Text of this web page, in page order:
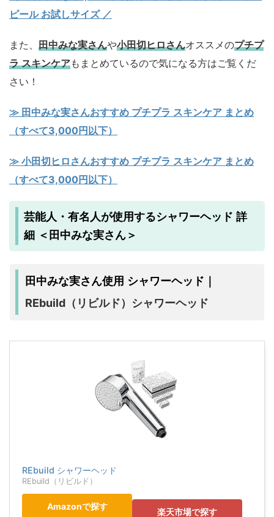
ピール お試しサイズ／
また、 田中みな実さんや小田切ヒロさんオススメのプチプ
ラ スキンケアもまとめているので気になる方はご覧くだ
さい！
≫ 田中みな実さんおすすめ プチプラ スキンケア まとめ
（すべて3,000円以下）
≫ 小田切ヒロさんおすすめ プチプラ スキンケア まとめ
（すべて3,000円以下）
芸能人・有名人が使用するシャワーヘッド 詳
細 ＜田中みな実さん＞
田中みな実さん使用 シャワーヘッド｜
REbuild（リビルド）シャワーヘッド
REbuild シャワーヘッド
REbuild（リビルド）
Amazonで探す
楽天市場で探す